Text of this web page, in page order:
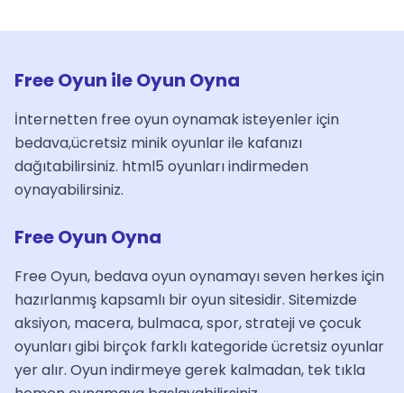
Free Oyun ile Oyun Oyna
İnternetten free oyun oynamak isteyenler için
bedava,ücretsiz minik oyunlar ile kafanızı
dağıtabilirsiniz. html5 oyunları indirmeden
oynayabilirsiniz.
Free Oyun Oyna
Free Oyun, bedava oyun oynamayı seven herkes için
hazırlanmış kapsamlı bir oyun sitesidir. Sitemizde
aksiyon, macera, bulmaca, spor, strateji ve çocuk
oyunları gibi birçok farklı kategoride ücretsiz oyunlar
yer alır. Oyun indirmeye gerek kalmadan, tek tıkla